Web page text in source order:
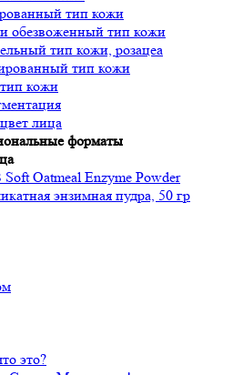
тип кожи
обезвоженный тип кожи
тип кожи, розацеа
тип кожи
кожи
лица
форматы
Oatmeal Enzyme Powder
энзимная пудра, 50 гр
это?